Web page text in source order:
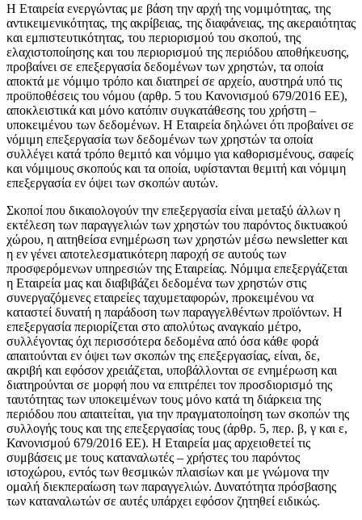
Η Εταιρεία ενεργώντας με βάση την αρχή της νομιμότητας, της
αντικειμενικότητας, της ακρίβειας, της διαφάνειας, της ακεραιότητας
και εμπιστευτικότητας, του περιορισμού του σκοπού, της
ελαχιστοποίησης και του περιορισμού της περιόδου αποθήκευσης,
προβαίνει σε επεξεργασία δεδομένων των χρηστών, τα οποία
αποκτά με νόμιμο τρόπο και διατηρεί σε αρχείο, αυστηρά υπό τις
προϋποθέσεις του νόμου (αρθρ. 5 του Κανονισμού 679/2016 ΕΕ),
αποκλειστικά και μόνο κατόπιν συγκατάθεσης του χρήστη –
υποκειμένου των δεδομένων. Η Εταιρεία δηλώνει ότι προβαίνει σε
νόμιμη επεξεργασία των δεδομένων των χρηστών τα οποία
συλλέγει κατά τρόπο θεμιτό και νόμιμο για καθορισμένους, σαφείς
και νόμιμους σκοπούς και τα οποία, υφίστανται θεμιτή και νόμιμη
επεξεργασία εν όψει των σκοπών αυτών.
Σκοποί που δικαιολογούν την επεξεργασία είναι μεταξύ άλλων η
εκτέλεση των παραγγελιών των χρηστών του παρόντος δικτυακού
χώρου, η αιτηθείσα ενημέρωση των χρηστών μέσω newsletter και
η εν γένει αποτελεσματικότερη παροχή σε αυτούς των
προσφερόμενων υπηρεσιών της Εταιρείας. Νόμιμα επεξεργάζεται
η Εταιρεία μας και διαβιβάζει δεδομένα των χρηστών στις
συνεργαζόμενες εταιρείες ταχυμεταφορών, προκειμένου να
καταστεί δυνατή η παράδοση των παραγγελθέντων προϊόντων. Η
επεξεργασία περιορίζεται στο απολύτως αναγκαίο μέτρο,
συλλέγοντας όχι περισσότερα δεδομένα από όσα κάθε φορά
απαιτούνται εν όψει των σκοπών της επεξεργασίας, είναι, δε,
ακριβή και εφόσον χρειάζεται, υποβάλλονται σε ενημέρωση και
διατηρούνται σε μορφή που να επιτρέπει τον προσδιορισμό της
ταυτότητας των υποκειμένων τους μόνο κατά τη διάρκεια της
περιόδου που απαιτείται, για την πραγματοποίηση των σκοπών της
συλλογής τους και της επεξεργασίας τους (άρθρ. 5, περ. β, γ και ε,
Κανονισμού 679/2016 ΕΕ). Η Εταιρεία μας αρχειοθετεί τις
συμβάσεις με τους καταναλωτές – χρήστες του παρόντος
ιστοχώρου, εντός των θεσμικών πλαισίων και με γνώμονα την
ομαλή διεκπεραίωση των παραγγελιών. Δυνατότητα πρόσβασης
των καταναλωτών σε αυτές υπάρχει εφόσον ζητηθεί ειδικώς.